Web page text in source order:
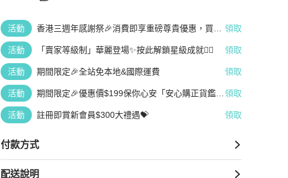
活動
香港三週年感謝祭🎉消費即享重磅尊貴優惠，買越
領取
活動 「賣家等級制」華麗登場✨按此解鎖星級成就👆🏻 領取
活動 期間限定🎉全站免本地&國際運費 領取
活動
期間限定🎉優惠價$199保你心安「安心購正貨鑑
領取
活動 註冊即賞新會員$300大禮遇💝 領取
付款方式
配送說明